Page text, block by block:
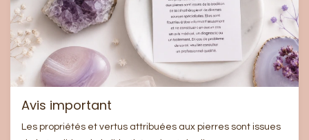
Avis important
Les propriétés et vertus attribuées aux pierres sont issues